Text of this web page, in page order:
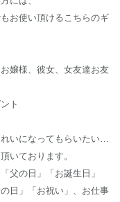
お使い頂けるこちらのギ
嬢様、彼女、女友達お友
ト
いになってもらいたい…
いております。
父の日」「お誕生日」
日」「お祝い」、お仕事